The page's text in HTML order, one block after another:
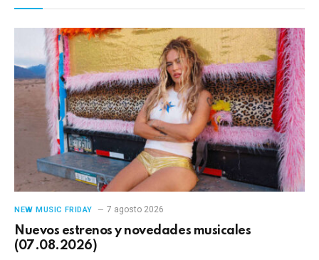
NEW MUSIC FRIDAY 7 agosto 2026
Nuevos estrenos y novedades musicales
(07.08.2026)